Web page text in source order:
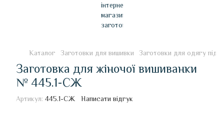
Каталог Заготовки для вишивки Заготовки для одягу під
Заготовка для жіночої вишиванки
№ 445.1-СЖ
Артикул: 445.1-СЖ Написати відгук